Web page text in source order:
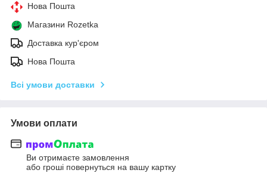
Нова Пошта
Магазини Rozetka
Доставка кур'єром
Нова Пошта
Всі умови доставки
Умови оплати
Ви отримаєте замовлення
або гроші повернуться на вашу картку